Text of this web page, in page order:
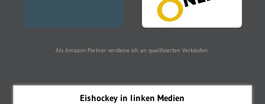
Als Amazon-Partner verdiene ich an qualifizierten Verkäufen.
Eishockey in linken Medien